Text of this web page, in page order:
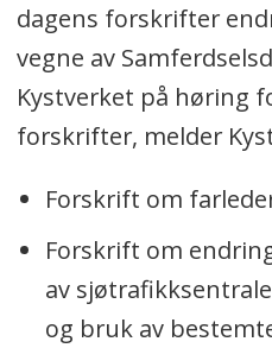
dagens forskrifter
vegne av
Kystverket på høring
forskrifter, melder
Forskrift om
Forskrift om
av
og bruk av